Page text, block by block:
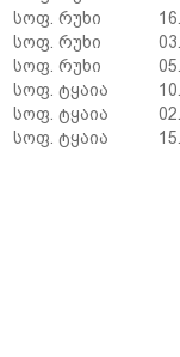
სოფ. რუხი
სოფ. რუხი
სოფ. რუხი
სოფ. ტყაია
სოფ. ტყაია
სოფ. ტყაია